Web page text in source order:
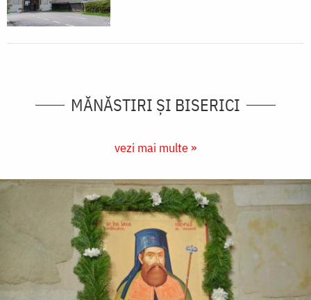
MĂNĂSTIRI ȘI BISERICI
vezi mai multe »